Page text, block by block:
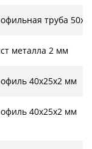
труба
металла 2 мм
40х25х2 мм
40х25х2 мм